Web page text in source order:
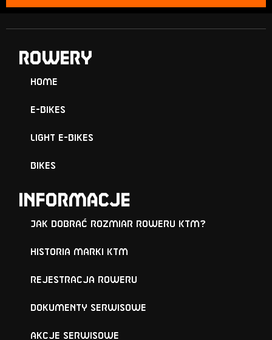
ROWERY
Home
E-Bikes
Light E-Bikes
Bikes
Informacje
Jak dobrać rozmiar roweru KTM?
Historia marki KTM
Rejestracja roweru
Dokumenty serwisowe
Akcje serwisowe